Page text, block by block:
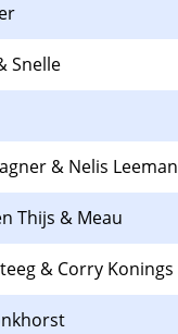
Snelle
& Nelis Leeman
Thijs & Meau
& Corry Konings